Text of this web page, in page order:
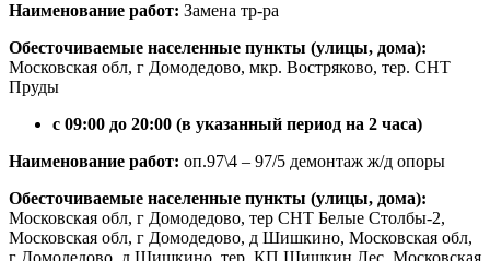
Наименование работ: Замена тр-ра
Обесточиваемые населенные пункты (улицы, дома):
Московская обл, г Домодедово, мкр. Востряково, тер. СНТ
Пруды
с 09:00 до 20:00 (в указанный период на 2 часа)
Наименование работ: оп.97\4 – 97/5 демонтаж ж/д опоры
Обесточиваемые населенные пункты (улицы, дома):
Московская обл, г Домодедово, тер СНТ Белые Столбы-2,
Московская обл, г Домодедово, д Шишкино, Московская обл,